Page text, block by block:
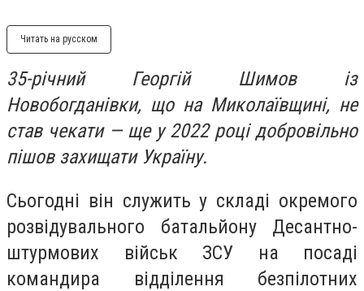
Читать на русском
35-річний Георгій Шимов із
Новобогданівки, що на Миколаївщині, не
став чекати — ще у 2022 році добровільно
пішов захищати Україну.
Сьогодні він служить у складі окремого
розвідувального батальйону Десантно-
штурмових військ ЗСУ на посаді
командира відділення безпілотних